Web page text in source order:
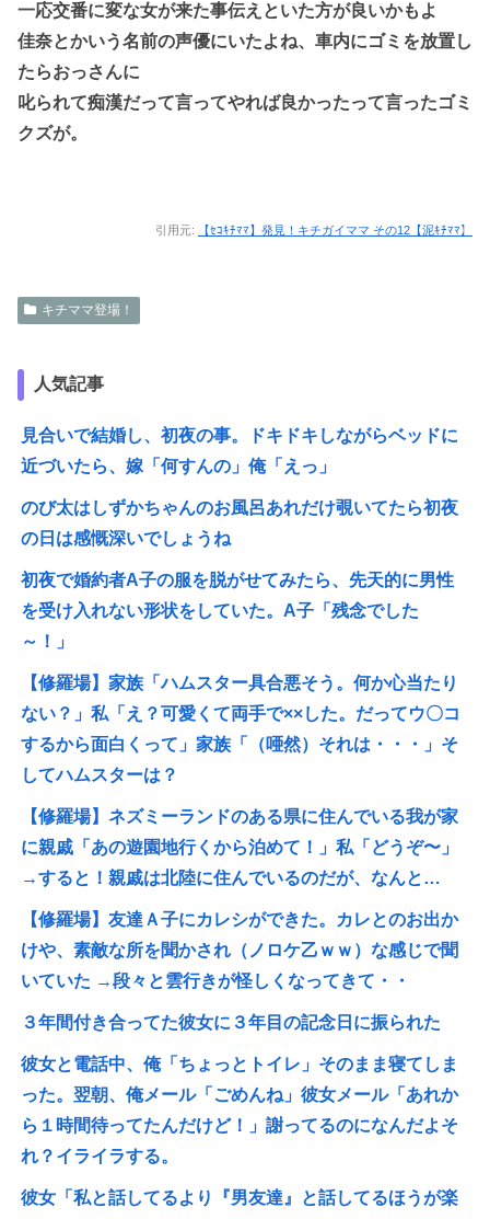
一応交番に変な女が来た事伝えといた方が良いかもよ
佳奈とかいう名前の声優にいたよね、車内にゴミを放置し
たらおっさんに
叱られて痴漢だって言ってやれば良かったって言ったゴミ
クズが。
引用元: 【ｾｺｷﾁﾏﾏ】発見！キチガイママ その12【泥ｷﾁﾏﾏ】
キチママ登場！
人気記事
見合いで結婚し、初夜の事。ドキドキしながらベッドに
近づいたら、嫁「何すんの」俺「えっ」
のび太はしずかちゃんのお風呂あれだけ覗いてたら初夜
の日は感慨深いでしょうね
初夜で婚約者A子の服を脱がせてみたら、先天的に男性
を受け入れない形状をしていた。A子「残念でした
～！」
【修羅場】家族「ハムスター具合悪そう。何か心当たり
ない？」私「え？可愛くて両手で××した。だってウ〇コ
するから面白くって」家族「（唖然）それは・・・」そ
してハムスターは？
【修羅場】ネズミーランドのある県に住んでいる我が家
に親戚「あの遊園地行くから泊めて！」私「どうぞ〜」
→すると！親戚は北陸に住んでいるのだが、なんと…
【修羅場】友達Ａ子にカレシができた。カレとのお出か
けや、素敵な所を聞かされ（ノロケ乙ｗｗ）な感じで聞
いていた →段々と雲行きが怪しくなってきて・・
３年間付き合ってた彼女に３年目の記念日に振られた
彼女と電話中、俺「ちょっとトイレ」そのまま寝てしま
った。翌朝、俺メール「ごめんね」彼女メール「あれか
ら１時間待ってたんだけど！」謝ってるのになんだよそ
れ？イライラする。
彼女「私と話してるより『男友達』と話してるほうが楽